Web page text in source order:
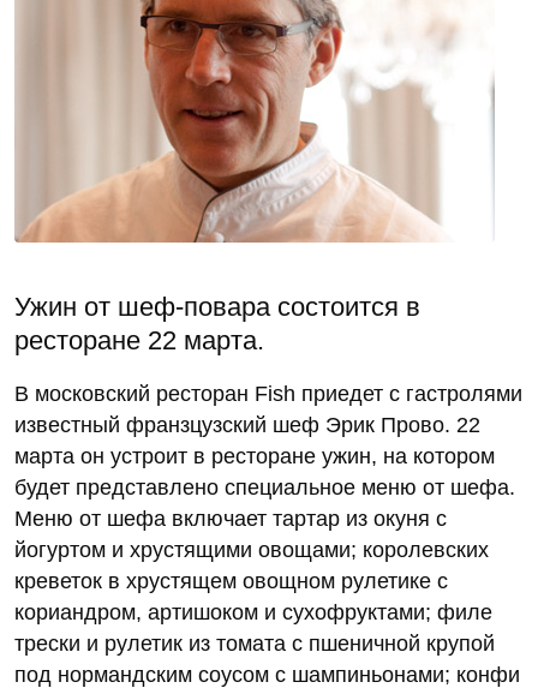
Ужин от шеф-повара состоится в
ресторане 22 марта.
В московский ресторан Fish приедет с гастролями
известный франзцузский шеф Эрик Прово. 22
марта он устроит в ресторане ужин, на котором
будет представлено специальное меню от шефа.
Меню от шефа включает тартар из окуня с
йогуртом и хрустящими овощами; королевских
креветок в хрустящем овощном рулетике с
кориандром, артишоком и сухофруктами; филе
трески и рулетик из томата с пшеничной крупой
под нормандским соусом с шампиньонами; конфи